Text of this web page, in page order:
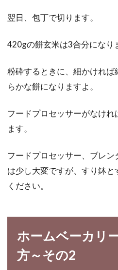
翌日、包丁で切ります。
420gの餅玄米は3合分になり
粉砕するときに、細かけれ
らかな餅になりますよ。
フードプロセッサーがなけ
ます。
フードプロセッサー、ブレ
は少し大変ですが、すり鉢
ください。
ホームベーカリ
方～その2